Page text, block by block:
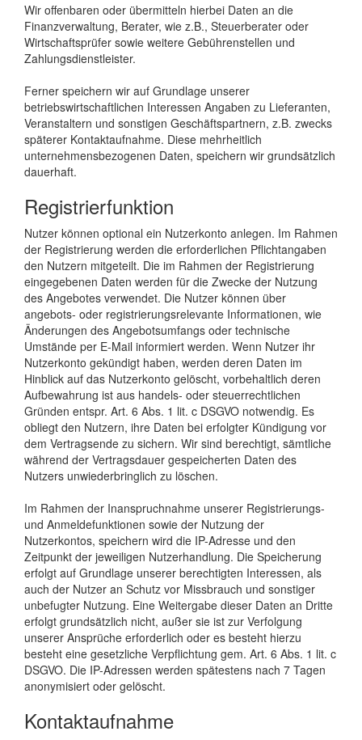
Wir offenbaren oder übermitteln hierbei Daten an die
Finanzverwaltung, Berater, wie z.B., Steuerberater oder
Wirtschaftsprüfer sowie weitere Gebührenstellen und
Zahlungsdienstleister.
Ferner speichern wir auf Grundlage unserer
betriebswirtschaftlichen Interessen Angaben zu Lieferanten,
Veranstaltern und sonstigen Geschäftspartnern, z.B. zwecks
späterer Kontaktaufnahme. Diese mehrheitlich
unternehmensbezogenen Daten, speichern wir grundsätzlich
dauerhaft.
Registrierfunktion
Nutzer können optional ein Nutzerkonto anlegen. Im Rahmen
der Registrierung werden die erforderlichen Pflichtangaben
den Nutzern mitgeteilt. Die im Rahmen der Registrierung
eingegebenen Daten werden für die Zwecke der Nutzung
des Angebotes verwendet. Die Nutzer können über
angebots- oder registrierungsrelevante Informationen, wie
Änderungen des Angebotsumfangs oder technische
Umstände per E-Mail informiert werden. Wenn Nutzer ihr
Nutzerkonto gekündigt haben, werden deren Daten im
Hinblick auf das Nutzerkonto gelöscht, vorbehaltlich deren
Aufbewahrung ist aus handels- oder steuerrechtlichen
Gründen entspr. Art. 6 Abs. 1 lit. c DSGVO notwendig. Es
obliegt den Nutzern, ihre Daten bei erfolgter Kündigung vor
dem Vertragsende zu sichern. Wir sind berechtigt, sämtliche
während der Vertragsdauer gespeicherten Daten des
Nutzers unwiederbringlich zu löschen.
Im Rahmen der Inanspruchnahme unserer Registrierungs-
und Anmeldefunktionen sowie der Nutzung der
Nutzerkontos, speichern wird die IP-Adresse und den
Zeitpunkt der jeweiligen Nutzerhandlung. Die Speicherung
erfolgt auf Grundlage unserer berechtigten Interessen, als
auch der Nutzer an Schutz vor Missbrauch und sonstiger
unbefugter Nutzung. Eine Weitergabe dieser Daten an Dritte
erfolgt grundsätzlich nicht, außer sie ist zur Verfolgung
unserer Ansprüche erforderlich oder es besteht hierzu
besteht eine gesetzliche Verpflichtung gem. Art. 6 Abs. 1 lit. c
DSGVO. Die IP-Adressen werden spätestens nach 7 Tagen
anonymisiert oder gelöscht.
Kontaktaufnahme